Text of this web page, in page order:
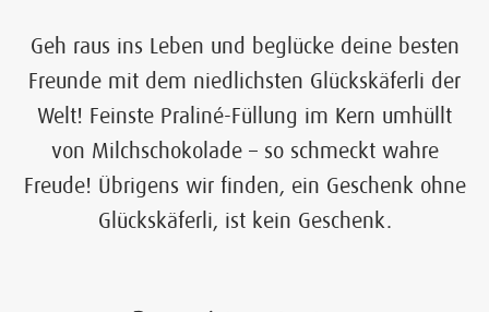
Geh raus ins Leben und beglücke deine besten
Freunde mit dem niedlichsten Glückskäferli der
Welt! Feinste Praliné-Füllung im Kern umhüllt
von Milchschokolade – so schmeckt wahre
Freude! Übrigens wir finden, ein Geschenk ohne
Glückskäferli, ist kein Geschenk.